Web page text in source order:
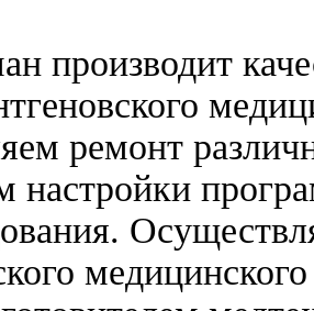
производит
ремонт
настройки